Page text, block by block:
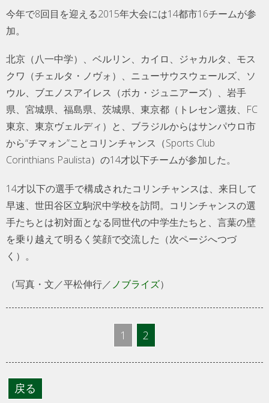
今年で8回目を迎える2015年大会には14都市16チームが参
加。
北京（八一中学）、ベルリン、カイロ、ジャカルタ、モス
クワ（チェルタ・ノヴォ）、ニューサウスウェールズ、ソ
ウル、ブエノスアイレス（ボカ・ジュニアーズ）、岩手
県、宮城県、福島県、茨城県、東京都（トレセン選抜、FC
東京、東京ヴェルディ）と、ブラジルからはサンパウロ市
から“チマォン”ことコリンチャンス（Sports Club
Corinthians Paulista）の14才以下チームが参加した。
14才以下の選手で構成されたコリンチャンスは、来日して
早速、世田谷区立駒沢中学校を訪問。コリンチャンスの選
手たちとは初対面となる同世代の中学生たちと、言葉の壁
を乗り越えて明るく笑顔で交流した（次ページへつづ
く）。
（写真・文／平松伸行／ ノブライズ）
1 2